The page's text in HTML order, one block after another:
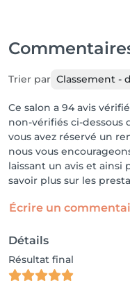
Trier par Classement -
Ce salon a 94 avis
non-vérifiés ci-dessous
vous avez réservé un
nous vous
laissant un avis et
savoir plus sur les
Écrire un
Détails
Résultat final